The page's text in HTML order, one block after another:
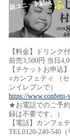
【料金】ドリンク付
前売3,500円 当日
【チケットお申込
○カンフェティ （
ンイレブンで）
https://www.confetti-
★お電話でのご予
録は不要です。）
【電話】カンフェ
TEL0120-240-540（